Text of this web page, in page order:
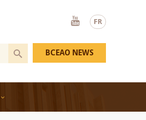
FR
Youtube
BCEAO NEWS